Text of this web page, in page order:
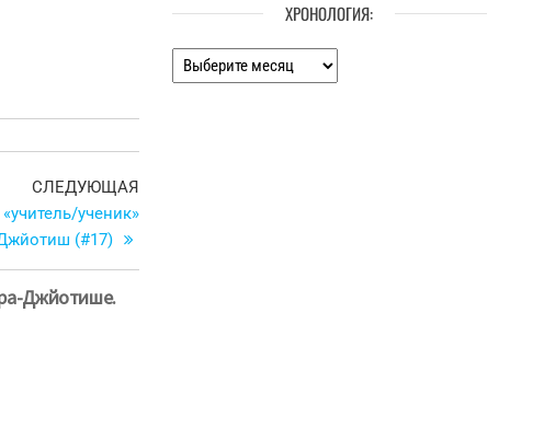
Следующая
запись
СЛЕДУЮЩАЯ
ученик»
(#17)
Джйотише.
ХРОНОЛОГИЯ:
Хронология: